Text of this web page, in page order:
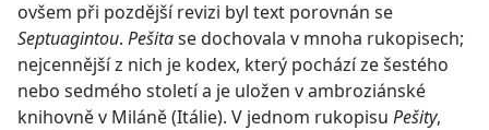
ovšem při pozdější revizi byl text porovnán se
Septuagintou. Pešitase dochovala v mnoha rukopisech;
nejcennější z nich je kodex, který pochází ze šestého
nebo sedmého století a je uložen v ambroziánské
knihovně v Miláně (Itálie). V jednom rukopisu Pešity,